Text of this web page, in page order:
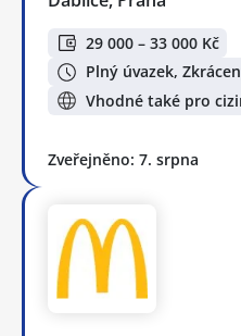
29 000 – 33 000 Kč
Plný úvazek,
Vhodné také pro
Zveřejněno: 7. srpna